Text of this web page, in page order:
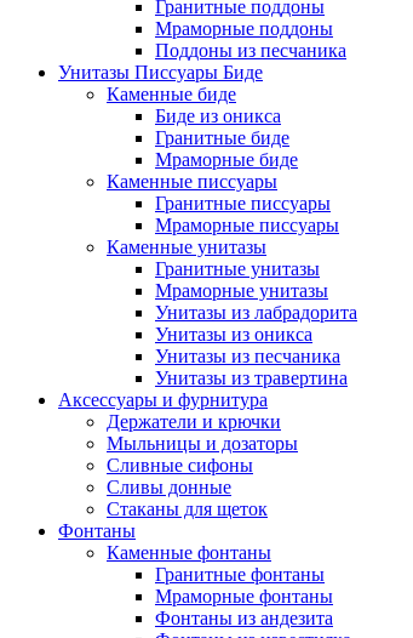
Гранитные поддоны
Мраморные поддоны
Поддоны из песчаника
Унитазы Писсуары Биде
Каменные биде
Биде из оникса
Гранитные биде
Мраморные биде
Каменные писсуары
Гранитные писсуары
Мраморные писсуары
Каменные унитазы
Гранитные унитазы
Мраморные унитазы
Унитазы из лабрадорита
Унитазы из оникса
Унитазы из песчаника
Унитазы из травертина
Аксессуары и фурнитура
Держатели и крючки
Мыльницы и дозаторы
Сливные сифоны
Сливы донные
Стаканы для щеток
Фонтаны
Каменные фонтаны
Гранитные фонтаны
Мраморные фонтаны
Фонтаны из андезита